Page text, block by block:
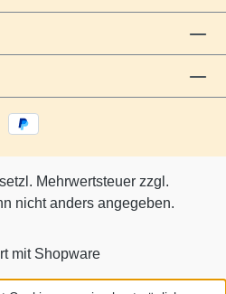
Mehrwertsteuer zzgl.
nicht anders angegeben.
mit Shopware